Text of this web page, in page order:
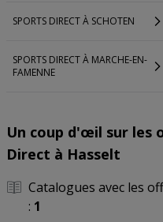
SPORTS DIRECT À SCHOTEN
SPORTS DIRECT À MARCHE-EN-
FAMENNE
Un coup d'œil sur les
Direct à Hasselt
Catalogues avec les
: 1